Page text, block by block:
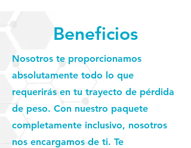
Beneficios
Nosotros te proporcionamos
absolutamente todo lo que
requerirás en tu trayecto de pérdida
de peso. Con nuestro paquete
completamente inclusivo, nosotros
nos encargamos de ti. Te